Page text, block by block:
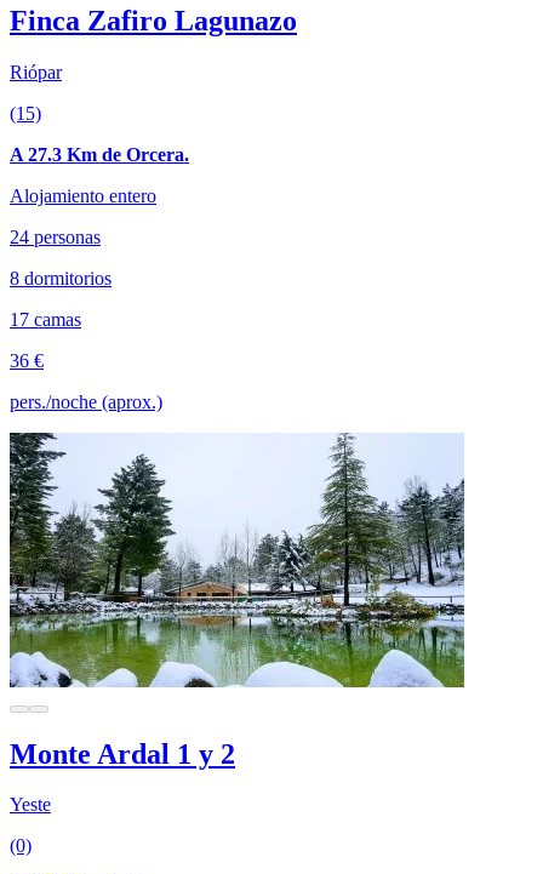
Finca Zafiro Lagunazo
Riópar
(15)
A 27.3 Km de Orcera.
Alojamiento entero
24 personas
8 dormitorios
17 camas
36 €
pers./noche (aprox.)
Monte Ardal 1 y 2
Yeste
(0)